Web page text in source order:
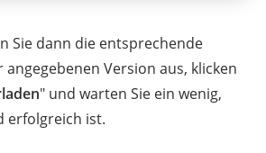
Sie dann die entsprechende
angegebenen Version aus, klicken
" und warten Sie ein wenig,
erfolgreich ist.